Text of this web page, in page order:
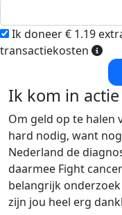
Ik doneer € 1.19
transactiekosten
Ik kom in
Om geld op te halen
hard nodig, want
Nederland de
daarmee Fight
belangrijk
zijn jou heel erg